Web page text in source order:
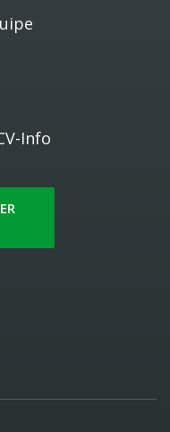
Info